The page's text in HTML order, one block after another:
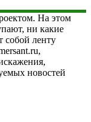
На этом
ни какие
собой ленту
новостей